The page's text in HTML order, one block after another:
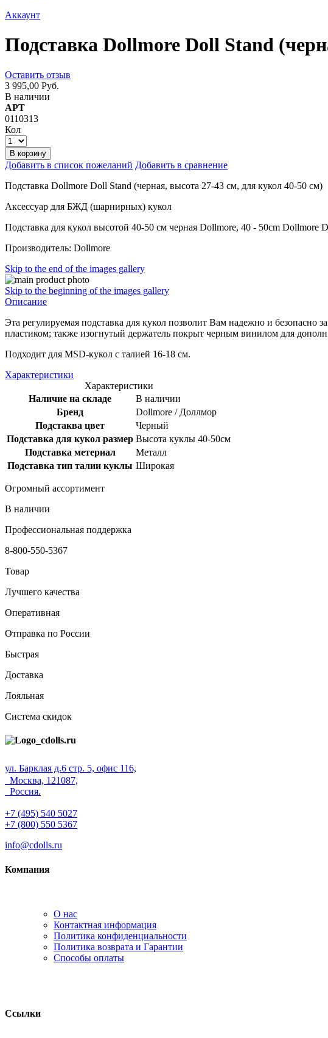
Аккаунт
Подставка Dollmore Doll Stand
Оставить отзыв
3 995,00 Руб.
В наличии
АРТ
0110313
Кол
В корзину
Добавить в список пожеланий Добавить в сравнение
Подставка Dollmore Doll Stand (черная, высота 27-43 см, для кукол 40-50 см)
Аксессуар для БЖД (шарнирных) кукол
Подставка для кукол высотой 40-50 см черная Dollmore, 40 - 50cm Dollmore
Производитель: Dollmore
Skip to the end of the images gallery
Skip to the beginning of the images gallery
Описание
Эта регулируемая подставка для кукол позволит Вам надежно и безопасно
пластиком; также изогнутый держатель покрыт черным винилом для
Подходит для MSD-кукол с талией 16-18 см.
Характеристики
Характеристики
Наличие на складе
В наличии
Бренд
Dollmore / Доллмор
Подстаква цвет
Черный
Подставка для кукол размер Высота куклы 40-50см
Подставка метериал
Металл
Подставка тип талии куклы Широкая
Огромный ассортимент
В наличии
Профессиональная поддержка
8-800-550-5367
Товар
Лучшего качества
Оперативная
Отправка по России
Быстрая
Доставка
Лояльная
Система скидок
ул. Барклая д.6 стр. 5, офис 116,
Москва, 121087,
Россия.
+7 (495) 540 5027
+7 (800) 550 5367
info@cdolls.ru
Компания
О нас
Контактная информация
Политика конфиденциальности
Политика возврата и Гарантии
Способы оплаты
Ссылки